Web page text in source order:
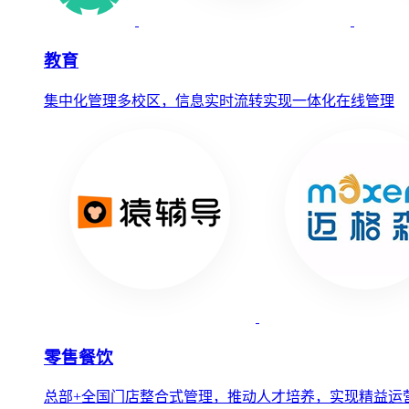
教育
集中化管理多校区，信息实时流转实现一体化在线管理
零售餐饮
总部+全国门店整合式管理，推动人才培养，实现精益运